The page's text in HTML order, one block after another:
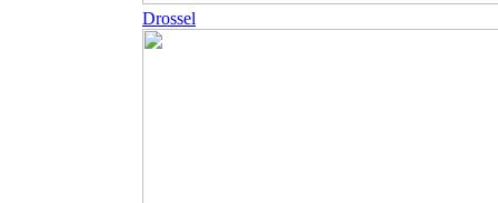
Drossel